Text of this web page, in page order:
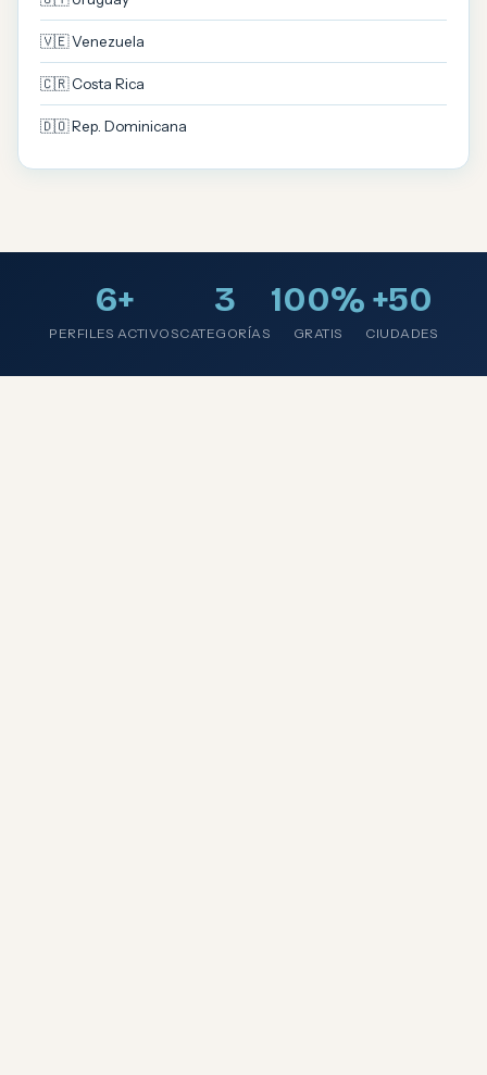
🇻🇪 Venezuela
🇨🇷 Costa Rica
🇩🇴 Rep. Dominicana
6+
PERFILES ACTIVOS
3
CATEGORÍAS
100%
GRATIS
+50
CIUDADES